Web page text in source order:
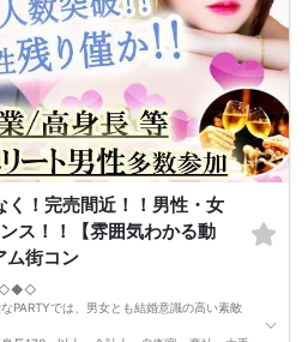
最少催行人数を下回った場合に限り、「中
く！完売間近！！男性・女
ス！！【雰囲気わかる動
ム街コン
PARTYでは、男女とも結婚意識の高い素敵